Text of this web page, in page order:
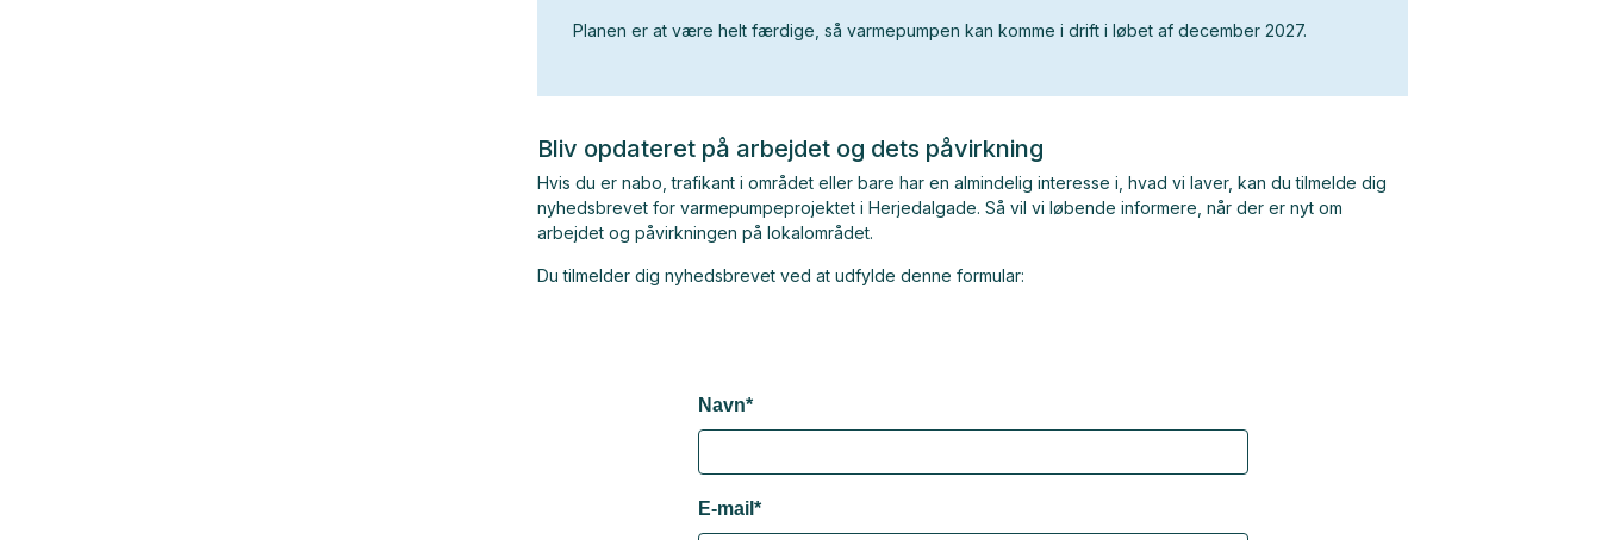
Planen er at være helt færdige, så varmepumpen kan komme i drift i løbet af december 2027.
Bliv opdateret på arbejdet og dets påvirkning
Hvis du er nabo, trafikant i området eller bare har en almindelig interesse i, hvad vi laver, kan du tilmelde dig
nyhedsbrevet for varmepumpeprojektet i Herjedalgade. Så vil vi løbende informere, når der er nyt om
arbejdet og påvirkningen på lokalområdet.
Du tilmelder dig nyhedsbrevet ved at udfylde denne formular: